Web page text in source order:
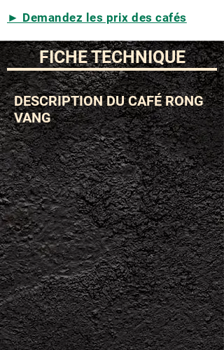
► Demandez les prix des cafés
FICHE TECHNIQUE
DESCRIPTION DU CAFÉ RONG
VANG
ESPÈCE
Arabica
VARIÉTÉ
Catimor
PROCESS
Lavé
SCORE
82,5